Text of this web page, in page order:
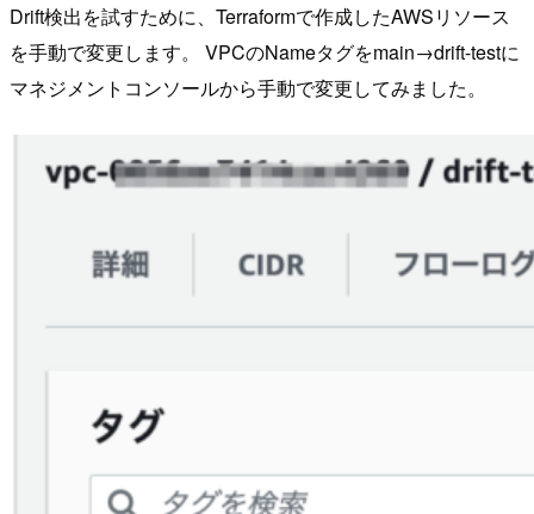
Drift検出を試すために、Terraformで作成したAWSリソース
を手動で変更します。 VPCのNameタグをmain→drift-testに
マネジメントコンソールから手動で変更してみました。